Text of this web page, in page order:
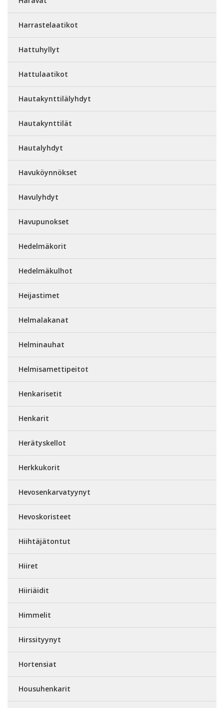
Harrastelaatikot
Hattuhyllyt
Hattulaatikot
Hautakynttilälyhdyt
Hautakynttilät
Hautalyhdyt
Havuköynnökset
Havulyhdyt
Havupunokset
Hedelmäkorit
Hedelmäkulhot
Heijastimet
Helmalakanat
Helminauhat
Helmisamettipeitot
Henkarisetit
Henkarit
Herätyskellot
Herkkukorit
Hevosenkarvatyynyt
Hevoskoristeet
Hiihtäjätontut
Hiiret
Hiiriäidit
Himmelit
Hirssityynyt
Hortensiat
Housuhenkarit